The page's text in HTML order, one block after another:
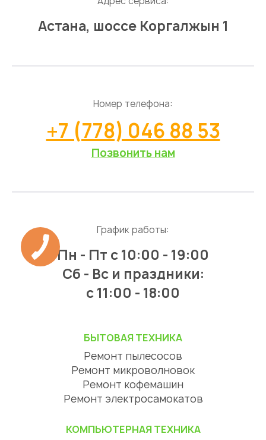
Астана, шоссе Коргалжын 1
Номер телефона:
+7 (778) 046 88 53
Позвонить нам
График работы:
Пн - Пт с 10:00 - 19:00
Сб - Вс и праздники:
c 11:00 - 18:00
БЫТОВАЯ ТЕХНИКА
Ремонт пылесосов
Ремонт микроволновок
Ремонт кофемашин
Ремонт электросамокатов
КОМПЬЮТЕРНАЯ ТЕХНИКА